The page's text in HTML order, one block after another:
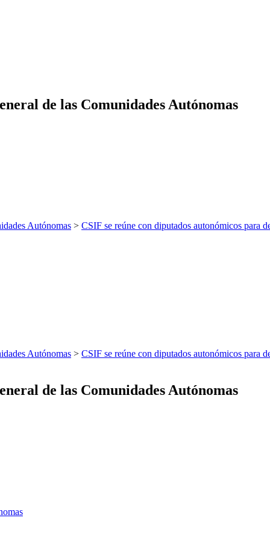
de las Comunidades Autónomas
Autónomas > CSIF se reúne con diputados autonómicos para
Autónomas > CSIF se reúne con diputados autonómicos para
de las Comunidades Autónomas